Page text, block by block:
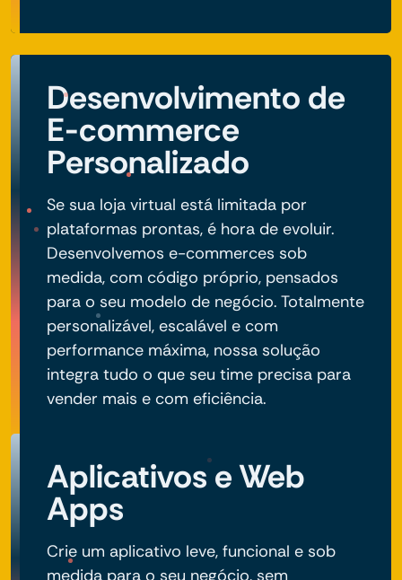
Desenvolvimento de
E-commerce
Personalizado
Se sua loja virtual está limitada por
plataformas prontas, é hora de evoluir.
Desenvolvemos e-commerces sob
medida, com código próprio, pensados
para o seu modelo de negócio. Totalmente
personalizável, escalável e com
performance máxima, nossa solução
integra tudo o que seu time precisa para
vender mais e com eficiência.
Aplicativos e Web
Apps
Crie um aplicativo leve, funcional e sob
medida para o seu negócio, sem